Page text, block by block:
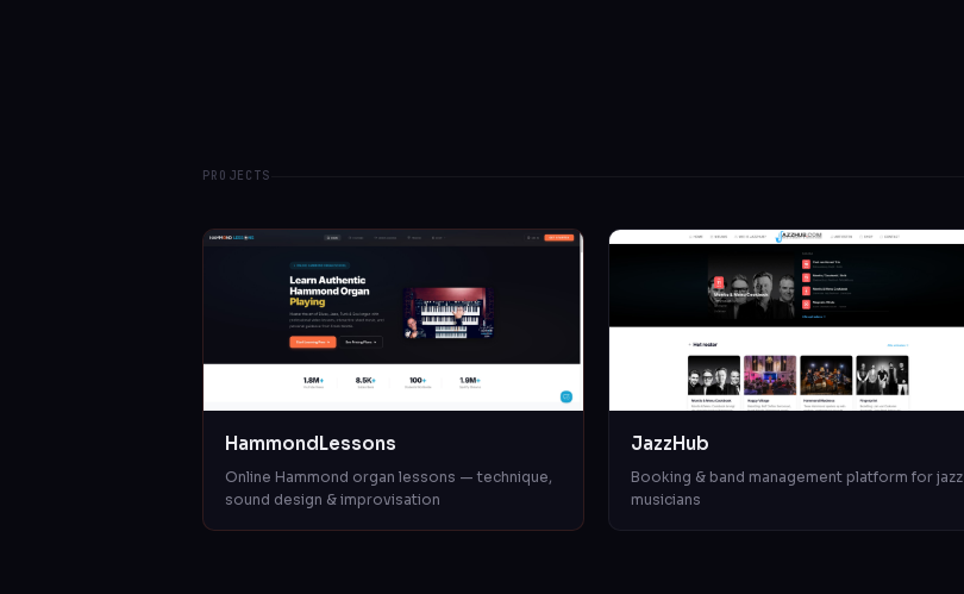
PROJECTS
HammondLessons
Online Hammond organ lessons — technique,
sound design & improvisation
JazzHub
Booking & band management platform for jazz
musicians